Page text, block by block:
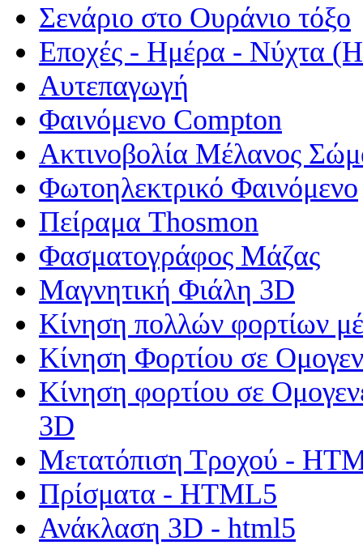
Σενάριο στο Ουράνιο τόξο
Εποχές - Ημέρα - Νύχτα
Αυτεπαγωγή
Φαινόμενο Compton
Ακτινοβολία Μέλανος
Φωτοηλεκτρικό Φαινόμενο
Πείραμα Thosmon
Φασματογράφος Μάζας
Μαγνητική Φιάλη 3D
Κίνηση πολλών φορτίων
Κίνηση Φορτίου σε
Κίνηση φορτίου σε
3D
Μετατόπιση Τροχού -
Πρίσματα - HTML5
Ανάκλαση 3D - html5